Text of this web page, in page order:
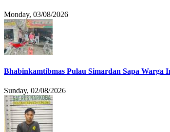
Monday, 03/08/2026
Bhabinkamtibmas Pulau Simardan Sapa Warga
Sunday, 02/08/2026